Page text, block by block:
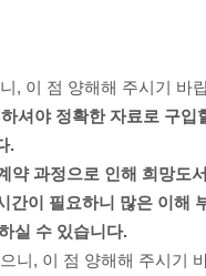
, 이 점 양해해 주시기 바
셔야 정확한 자료로 구입
.
약 과정으로 인해 희망도
간이 필요하니 많은 이해
실 수 있습니다.
니, 이 점 양해해 주시기